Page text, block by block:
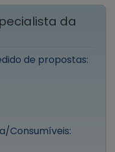
da
de propostas:
Consumíveis: